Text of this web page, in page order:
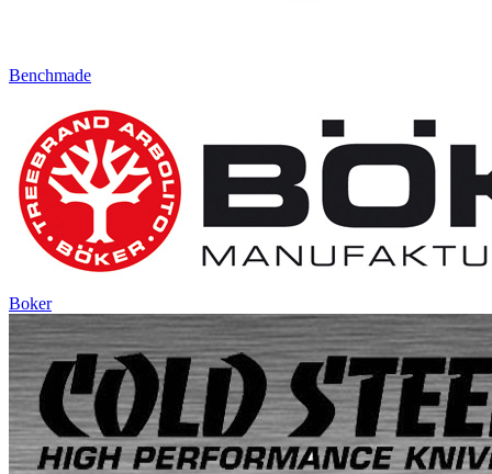
Benchmade
Boker